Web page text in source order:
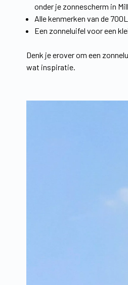
onder je zonnescherm in
Alle kenmerken van de
Een zonneluifel voor een
Denk je erover om een
wat inspiratie.